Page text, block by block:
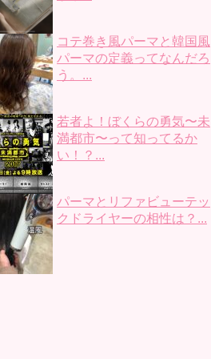
コテ巻き風パーマと韓国風
パーマの定義ってなんだろ
う。...
若者よ！ぼくらの勇気〜未
満都市〜って知ってるか
い！？...
パーマとリファビューテッ
クドライヤーの相性は？...